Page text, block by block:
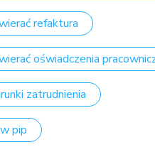
refaktura
oświadczenia
zatrudnienia
pip